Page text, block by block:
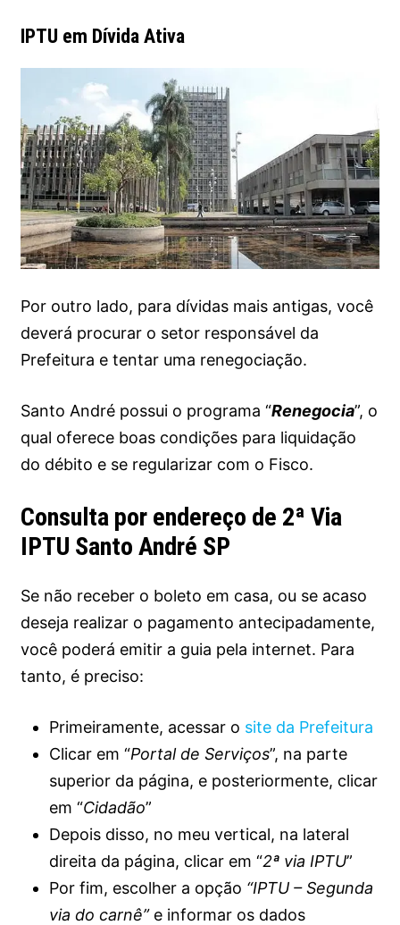
IPTU em Dívida Ativa
Por outro lado, para dívidas mais antigas, você
deverá procurar o setor responsável da
Prefeitura e tentar uma renegociação.
Santo André possui o programa “Renegocia”, o
qual oferece boas condições para liquidação
do débito e se regularizar com o Fisco.
Consulta por endereço de 2ª Via
IPTU Santo André SP
Se não receber o boleto em casa, ou se acaso
deseja realizar o pagamento antecipadamente,
você poderá emitir a guia pela internet. Para
tanto, é preciso:
Primeiramente, acessar o site da Prefeitura
Clicar em “Portal de Serviços”, na parte
superior da página, e posteriormente, clicar
em “Cidadão”
Depois disso, no meu vertical, na lateral
direita da página, clicar em “2ª via IPTU”
Por fim, escolher a opção “IPTU – Segunda
via do carnê” e informar os dados